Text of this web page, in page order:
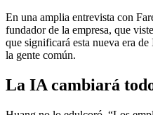
En una amplia entrevista con
fundador de la empresa, que
que significará esta nueva era
la gente común.
La IA cambiará